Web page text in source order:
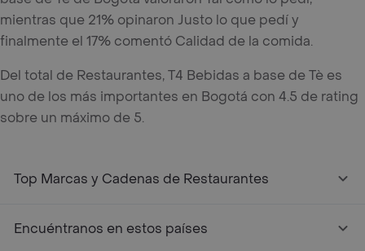
mientras que 21% opinaron Justo lo que pedí y
finalmente el 17% comentó Calidad de la comida.
Del total de Restaurantes, T4 Bebidas a base de Tè es
uno de los más importantes en Bogotá con 4.5 de rating
sobre un máximo de 5.
Top Marcas y Cadenas de Restaurantes
Encuéntranos en estos países